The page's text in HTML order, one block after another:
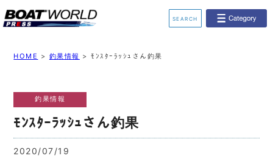
SEARCH
業界ニュース
ジェットスキー
HOME > 釣果情報 > ﾓﾝｽﾀｰﾗｯｼｭさん釣果
釣果情報
ﾓﾝｽﾀｰﾗｯｼｭさん釣果
2020/07/19